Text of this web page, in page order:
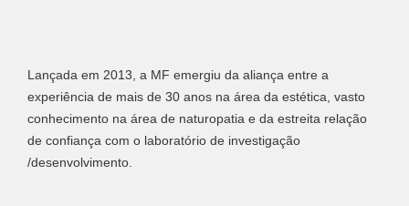
Lançada em 2013, a MF emergiu da aliança entre a
experiência de mais de 30 anos na área da estética, vasto
conhecimento na área de naturopatia e da estreita relação
de confiança com o laboratório de investigação
/desenvolvimento.